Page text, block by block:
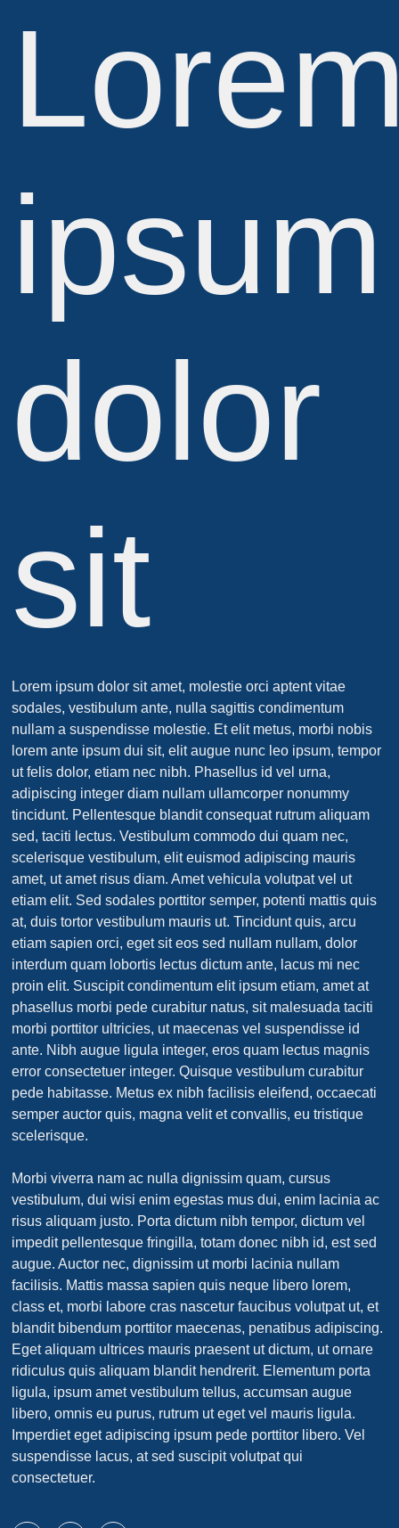
ipsum
dolor
sit
Lorem ipsum dolor sit amet, molestie orci aptent vitae
sodales, vestibulum ante, nulla sagittis condimentum
nullam a suspendisse molestie. Et elit metus, morbi nobis
lorem ante ipsum dui sit, elit augue nunc leo ipsum, tempor
ut felis dolor, etiam nec nibh. Phasellus id vel urna,
adipiscing integer diam nullam ullamcorper nonummy
tincidunt. Pellentesque blandit consequat rutrum aliquam
sed, taciti lectus. Vestibulum commodo dui quam nec,
scelerisque vestibulum, elit euismod adipiscing mauris
amet, ut amet risus diam. Amet vehicula volutpat vel ut
etiam elit. Sed sodales porttitor semper, potenti mattis quis
at, duis tortor vestibulum mauris ut. Tincidunt quis, arcu
etiam sapien orci, eget sit eos sed nullam nullam, dolor
interdum quam lobortis lectus dictum ante, lacus mi nec
proin elit. Suscipit condimentum elit ipsum etiam, amet at
phasellus morbi pede curabitur natus, sit malesuada taciti
morbi porttitor ultricies, ut maecenas vel suspendisse id
ante. Nibh augue ligula integer, eros quam lectus magnis
error consectetuer integer. Quisque vestibulum curabitur
pede habitasse. Metus ex nibh facilisis eleifend, occaecati
semper auctor quis, magna velit et convallis, eu tristique
scelerisque.
Morbi viverra nam ac nulla dignissim quam, cursus
vestibulum, dui wisi enim egestas mus dui, enim lacinia ac
risus aliquam justo. Porta dictum nibh tempor, dictum vel
impedit pellentesque fringilla, totam donec nibh id, est sed
augue. Auctor nec, dignissim ut morbi lacinia nullam
facilisis. Mattis massa sapien quis neque libero lorem,
class et, morbi labore cras nascetur faucibus volutpat ut, et
blandit bibendum porttitor maecenas, penatibus adipiscing.
Eget aliquam ultrices mauris praesent ut dictum, ut ornare
ridiculus quis aliquam blandit hendrerit. Elementum porta
ligula, ipsum amet vestibulum tellus, accumsan augue
libero, omnis eu purus, rutrum ut eget vel mauris ligula.
Imperdiet eget adipiscing ipsum pede porttitor libero. Vel
suspendisse lacus, at sed suscipit volutpat qui
consectetuer.